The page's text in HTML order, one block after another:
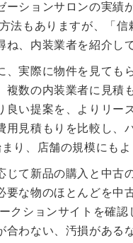
ションサロンの実績
法もありますが、「
、内装業者を紹介し
、実際に物件を見て
複数の内装業者に見
い提案を、よりリー
用見積もりを比較し
り、店舗の規模にも
じて新品の購入と中
な物のほとんどを中
クションサイトを確
わない、汚損がある